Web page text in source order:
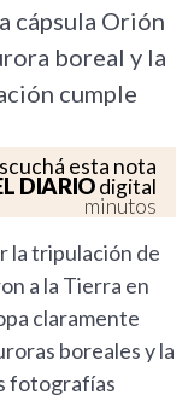
cápsula Orión
boreal y la
cumple
esta nota
DIARIOdigital
minutos
la tripulación de
a la Tierra en
claramente
boreales y la
fotografías